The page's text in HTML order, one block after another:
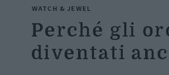
WATCH & JEWEL
Perché gli
diventati